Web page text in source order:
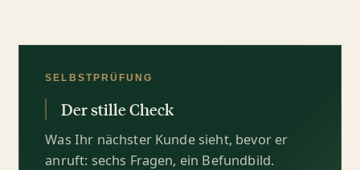
SELBSTPRÜFUNG
Der stille Check
Was Ihr nächster Kunde sieht, bevor er
anruft: sechs Fragen, ein Befundbild.